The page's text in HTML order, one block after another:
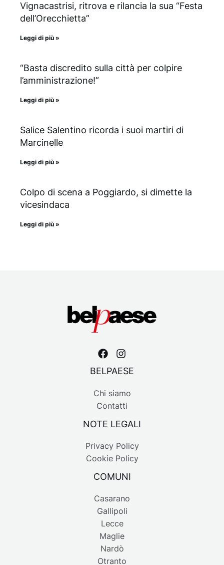
Vignacastrisi, ritrova e rilancia la sua “Festa
dell’Orecchietta”
Leggi di più »
“Basta discredito sulla città per colpire
l’amministrazione!”
Leggi di più »
Salice Salentino ricorda i suoi martiri di
Marcinelle
Leggi di più »
Colpo di scena a Poggiardo, si dimette la
vicesindaca
Leggi di più »
BELPAESE
Chi siamo
Contatti
NOTE LEGALI
Privacy Policy
Cookie Policy
COMUNI
Casarano
Gallipoli
Lecce
Maglie
Nardò
Otranto